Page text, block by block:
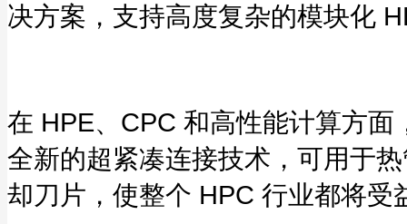
决方案，支持高度复杂的模块化
在 HPE、CPC 和高性能计算方
全新的超紧凑连接技术，可用于
却刀片，使整个 HPC 行业都将受